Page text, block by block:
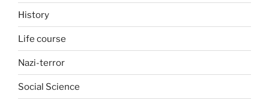
History
Life course
Nazi-terror
Social Science